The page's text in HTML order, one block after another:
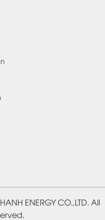
ENERGY CO.,LTD. All